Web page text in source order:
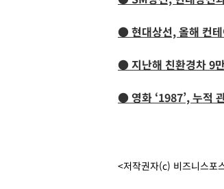
● 현대상선, 올해 컨
● 지난해 친환경차 9
● 영화 ‘1987’, 누적
<저작권자(c) 비즈니스포